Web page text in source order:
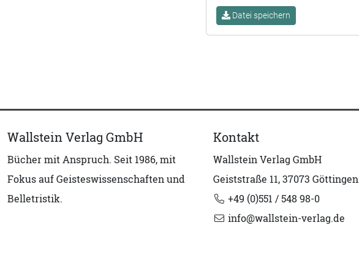
Datei speichern
Wallstein Verlag GmbH
Bücher mit Anspruch. Seit 1986, mit
Fokus auf Geisteswissenschaften und
Belletristik.
Kontakt
Wallstein Verlag GmbH
Geiststraße 11, 37073 Göttingen
+49 (0)551 / 548 98-0
info@wallstein-verlag.de